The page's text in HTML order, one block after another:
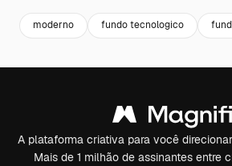
moderno fundo tecnologico
A plataforma criativa para você
Mais de 1 milhão de assinantes entre